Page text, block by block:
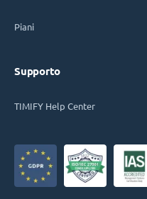
Piani
Supporto
TIMIFY Help Center